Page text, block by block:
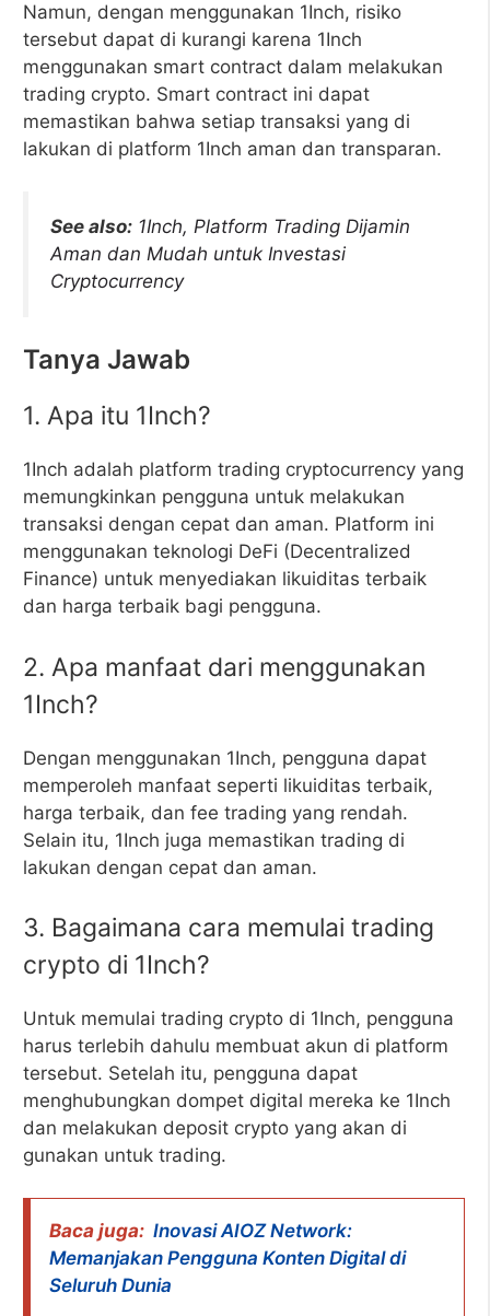
Namun, dengan menggunakan 1Inch, risiko
tersebut dapat di kurangi karena 1Inch
menggunakan smart contract dalam melakukan
trading crypto. Smart contract ini dapat
memastikan bahwa setiap transaksi yang di
lakukan di platform 1Inch aman dan transparan.
See also: 1Inch, Platform Trading Dijamin
Aman dan Mudah untuk Investasi
Cryptocurrency
Tanya Jawab
1. Apa itu 1Inch?
1Inch adalah platform trading cryptocurrency yang
memungkinkan pengguna untuk melakukan
transaksi dengan cepat dan aman. Platform ini
menggunakan teknologi DeFi (Decentralized
Finance) untuk menyediakan likuiditas terbaik
dan harga terbaik bagi pengguna.
2. Apa manfaat dari menggunakan
1Inch?
Dengan menggunakan 1Inch, pengguna dapat
memperoleh manfaat seperti likuiditas terbaik,
harga terbaik, dan fee trading yang rendah.
Selain itu, 1Inch juga memastikan trading di
lakukan dengan cepat dan aman.
3. Bagaimana cara memulai trading
crypto di 1Inch?
Untuk memulai trading crypto di 1Inch, pengguna
harus terlebih dahulu membuat akun di platform
tersebut. Setelah itu, pengguna dapat
menghubungkan dompet digital mereka ke 1Inch
dan melakukan deposit crypto yang akan di
gunakan untuk trading.
Baca juga: Inovasi AIOZ Network:
Memanjakan Pengguna Konten Digital di
Seluruh Dunia